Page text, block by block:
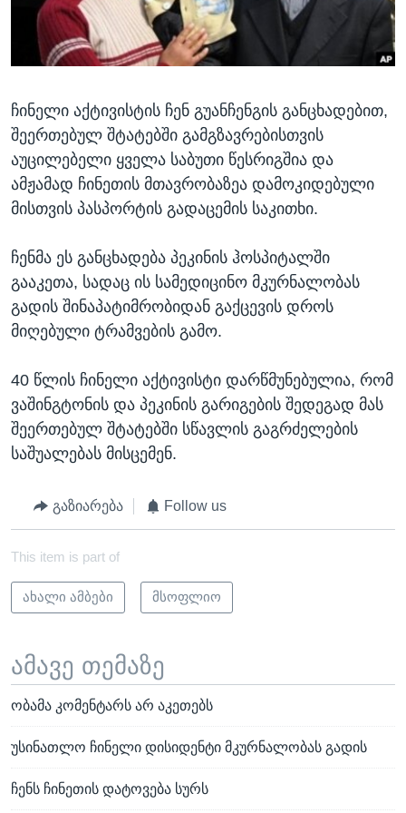
ᲡᲢᲣᲓᲘᲐ ᲕᲐᲨᲘᲜᲒᲢᲝᲜᲘ
ᲔᲙᲝᲜᲝᲛᲘᲙᲐ
ᲯᲐᲜᲛᲠᲗᲔᲚᲝᲑᲐ
ᲘᲜᲢᲔᲠᲕᲘᲣ
ᲙᲣᲚᲢᲣᲠᲐ
ᲒᲐᲚᲘᲚᲔᲝ
ᲓᲔᲖᲘᲜᲤᲝᲠᲛᲐᲪᲘᲐ
Learning English
ენები
ჩინელი აქტივისტის ჩენ გუანჩენგის განცხადებით,
შეერთებულ შტატებში გამგზავრებისთვის
აუცილებელი ყველა საბუთი წესრიგშია და
ამჟამად ჩინეთის მთავრობაზეა დამოკიდებული
მისთვის პასპორტის გადაცემის საკითხი.
ჩენმა ეს განცხადება პეკინის ჰოსპიტალში
გააკეთა, სადაც ის სამედიცინო მკურნალობას
გადის შინაპატიმრობიდან გაქცევის დროს
მიღებული ტრამვების გამო.
40 წლის ჩინელი აქტივისტი დარწმუნებულია, რომ
ვაშინგტონის და პეკინის გარიგების შედეგად მას
შეერთებულ შტატებში სწავლის გაგრძელების
საშუალებას მისცემენ.
გაზიარება Follow us
This item is part of
ახალი ამბები მსოფლიო
ამავე თემაზე
ობამა კომენტარს არ აკეთებს
უსინათლო ჩინელი დისიდენტი მკურნალობას გადის
ჩენს ჩინეთის დატოვება სურს